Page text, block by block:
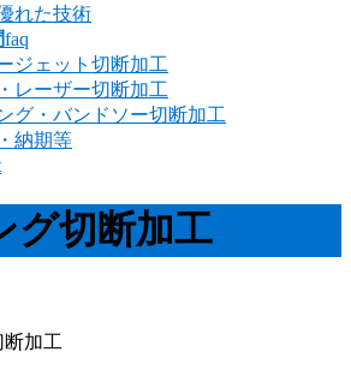
れた技術
faq
ジェット切断加工
レーザー切断加工
グ・バンドソー切断加工
納期等
グ切断加工
断加工